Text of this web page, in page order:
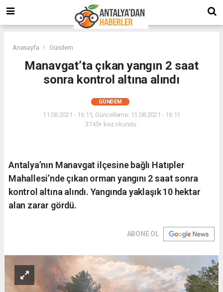
Anasayfa Gündem
Manavgat’ta çıkan yangın 2 saat
sonra kontrol altına alındı
GÜNDEM
11.08.2021 - 16:11, Güncelleme: 11.08.2021 - 16:11
3745+ kez okundu.
Antalya’nın Manavgat ilçesine bağlı Hatıpler
Mahallesi’nde çıkan orman yangını 2 saat sonra
kontrol altına alındı. Yangında yaklaşık 10 hektar
alan zarar gördü.
ABONE OL